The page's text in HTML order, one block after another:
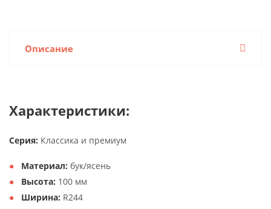
Описание
Характеристики:
Серия: Классика и премиум
Материал: бук/ясень
Высота: 100 мм
Ширина: R244